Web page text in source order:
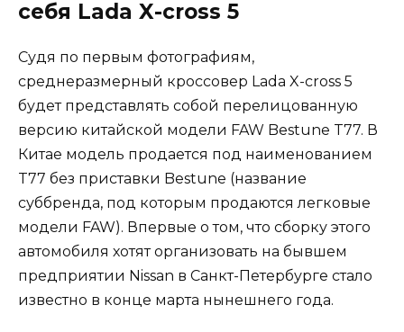
себя Lada X-cross 5
Судя по первым фотографиям,
среднеразмерный кроссовер Lada X-cross 5
будет представлять собой перелицованную
версию китайской модели FAW Bestune T77. В
Китае модель продается под наименованием
T77 без приставки Bestune (название
суббренда, под которым продаются легковые
модели FAW). Впервые о том, что сборку этого
автомобиля хотят организовать на бывшем
предприятии Nissan в Санкт-Петербурге стало
известно в конце марта нынешнего года.